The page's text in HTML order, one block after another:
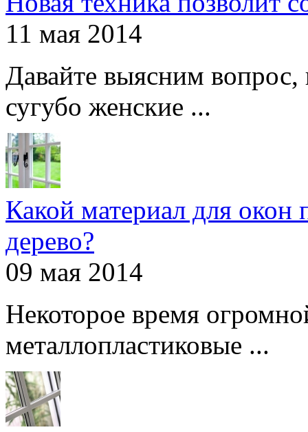
11 мая 2014
Давайте выясним
сугубо женские ...
Какой материал для окон
дерево?
09 мая 2014
Некоторое время
металлопластиковые ...